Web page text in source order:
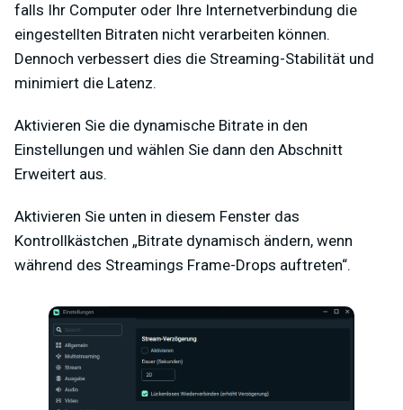
falls Ihr Computer oder Ihre Internetverbindung die
eingestellten Bitraten nicht verarbeiten können.
Dennoch verbessert dies die Streaming-Stabilität und
minimiert die Latenz.
Aktivieren Sie die dynamische Bitrate in den
Einstellungen und wählen Sie dann den Abschnitt
Erweitert aus.
Aktivieren Sie unten in diesem Fenster das
Kontrollkästchen „Bitrate dynamisch ändern, wenn
während des Streamings Frame-Drops auftreten“.